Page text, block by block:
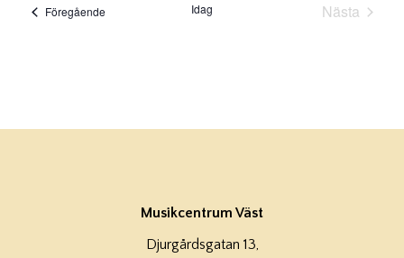
FöregåendeEvenemang Idag
Nästa
Musikcentrum Väst
Djurgårdsgatan 13,